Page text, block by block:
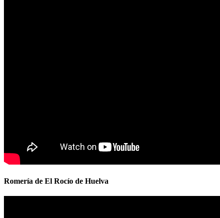
Romería de El Rocío de Huelva